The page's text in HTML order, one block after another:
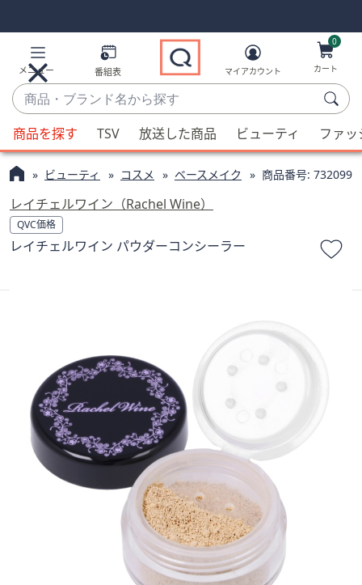
Links
Links2
メニュー 番組表
商
品・
ブ
ラ
ン
名
か
ら
候
補
が
利
用
可
能
マイアカウント
0
カート
商品を探す TSV 放送した商品 ビューティ ファ
ビューティ コスメ ベースメイク 商品番号: 732099
レイチェルワイン（Rachel Wine）
QVC価格
レイチェルワイン パウダーコンシーラー